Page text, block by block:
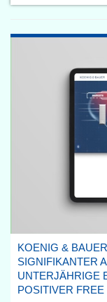
KOENIG &
SIGNIFIKANTER
UNTERJÄHRIGE
POSITIVER